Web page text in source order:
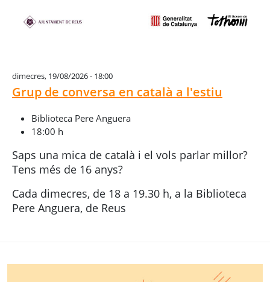
dimecres, 19/08/2026 - 18:00
Grup de conversa en català a l'estiu
Biblioteca Pere Anguera
18:00 h
Saps una mica de català i el vols parlar millor?
Tens més de 16 anys?
Cada dimecres, de 18 a 19.30 h, a la Biblioteca
Pere Anguera, de Reus